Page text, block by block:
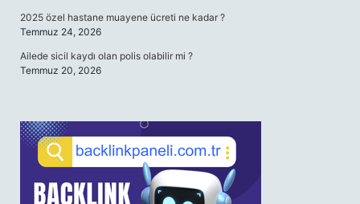
2025 özel hastane muayene ücreti ne kadar ?
Temmuz 24, 2026
Ailede sicil kaydı olan polis olabilir mi ?
Temmuz 20, 2026